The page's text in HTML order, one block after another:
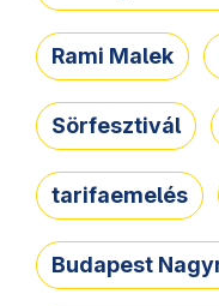
Rami Malek
Sörfesztivál
tarifaemelés
Budapest